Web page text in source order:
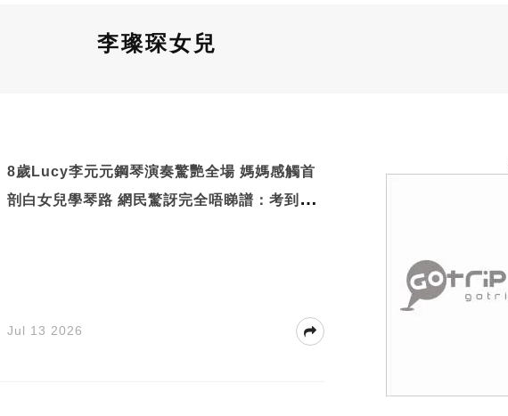
李璨琛女兒
8歲Lucy李元元鋼琴演奏驚艷全場 媽媽感觸首
剖白女兒學琴路 網民驚訝完全唔睇譜：考到第
Jul 13 2026